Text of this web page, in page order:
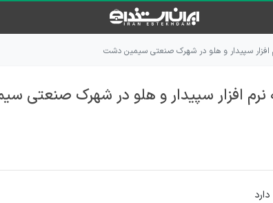
افزار سپیدار و هلو در شهرک صنعتی سیمین دشت
نرم افزار سپیدار و هلو در شهرک صنعتی